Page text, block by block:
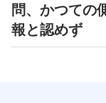
問、かつての
報と認めず